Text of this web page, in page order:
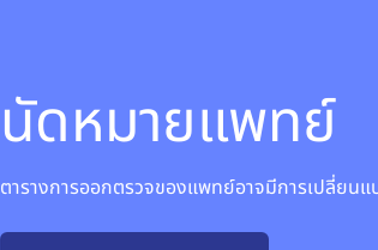
นัดหมายแพทย์
ตารางการออกตรวจของแพทย์อาจมีการเปลี่ยนแ